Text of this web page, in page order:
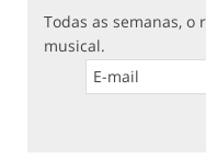
Todas as semanas,
musical.